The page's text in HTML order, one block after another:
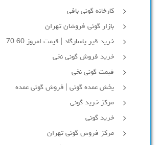
کارخانه گونی بافی
بازار گونی فروشان تهران
خرید قیر پاسارگاد | قیمت امروز 60 70
خرید فروش گونی نخی
قیمت گونی نخی
پخش عمده گونی | فروش گونی عمده
مرکز خرید گونی
خرید گونی
مرکز فروش گونی تهران